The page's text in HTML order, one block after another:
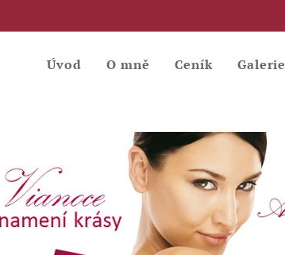
Úvod O mně Ceník Galerie